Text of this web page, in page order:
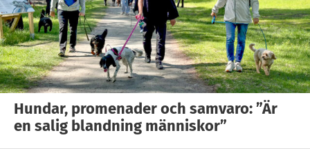
Hundar, promenader och samvaro: ”Är
en salig blandning människor”